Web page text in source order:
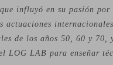
influyó en su pasión por
de los años 50, 60 y 70,
LOG LAB para enseñar